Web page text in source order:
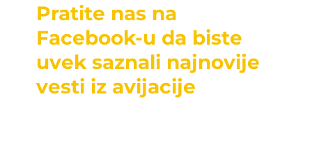
Pratite nas na
Facebook-u da biste
uvek saznali najnovije
vesti iz avijacije